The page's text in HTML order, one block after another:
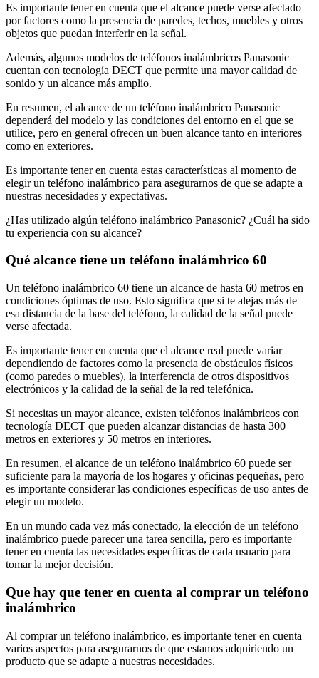
Es importante tener en cuenta que el alcance puede verse afectado
por factores como la presencia de paredes, techos, muebles y otros
objetos que puedan interferir en la señal.
Además, algunos modelos de teléfonos inalámbricos Panasonic
cuentan con tecnología DECT que permite una mayor calidad de
sonido y un alcance más amplio.
En resumen, el alcance de un teléfono inalámbrico Panasonic
dependerá del modelo y las condiciones del entorno en el que se
utilice, pero en general ofrecen un buen alcance tanto en interiores
como en exteriores.
Es importante tener en cuenta estas características al momento de
elegir un teléfono inalámbrico para asegurarnos de que se adapte a
nuestras necesidades y expectativas.
¿Has utilizado algún teléfono inalámbrico Panasonic? ¿Cuál ha sido
tu experiencia con su alcance?
Qué alcance tiene un teléfono inalámbrico 60
Un teléfono inalámbrico 60 tiene un alcance de hasta 60 metros en
condiciones óptimas de uso. Esto significa que si te alejas más de
esa distancia de la base del teléfono, la calidad de la señal puede
verse afectada.
Es importante tener en cuenta que el alcance real puede variar
dependiendo de factores como la presencia de obstáculos físicos
(como paredes o muebles), la interferencia de otros dispositivos
electrónicos y la calidad de la señal de la red telefónica.
Si necesitas un mayor alcance, existen teléfonos inalámbricos con
tecnología DECT que pueden alcanzar distancias de hasta 300
metros en exteriores y 50 metros en interiores.
En resumen, el alcance de un teléfono inalámbrico 60 puede ser
suficiente para la mayoría de los hogares y oficinas pequeñas, pero
es importante considerar las condiciones específicas de uso antes de
elegir un modelo.
En un mundo cada vez más conectado, la elección de un teléfono
inalámbrico puede parecer una tarea sencilla, pero es importante
tener en cuenta las necesidades específicas de cada usuario para
tomar la mejor decisión.
Que hay que tener en cuenta al comprar un teléfono
inalámbrico
Al comprar un teléfono inalámbrico, es importante tener en cuenta
varios aspectos para asegurarnos de que estamos adquiriendo un
producto que se adapte a nuestras necesidades.